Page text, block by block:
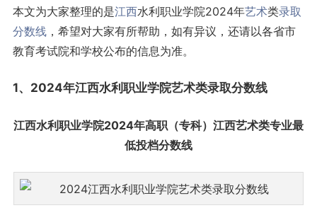
本文为大家整理的是江西水利职业学院2024年艺术类录取
分数线，希望对大家有所帮助，如有异议，还请以各省市
教育考试院和学校公布的信息为准。
1、2024年江西水利职业学院艺术类录取分数线
江西水利职业学院2024年高职（专科）江西艺术类专业最
低投档分数线